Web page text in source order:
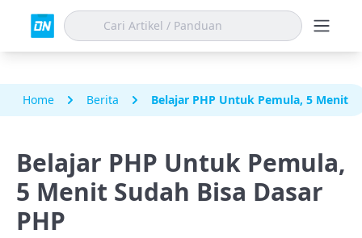
Home Berita Belajar PHP Untuk Pemula, 5 Menit
Belajar PHP Untuk Pemula,
5 Menit Sudah Bisa Dasar
PHP